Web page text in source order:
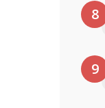
8
9